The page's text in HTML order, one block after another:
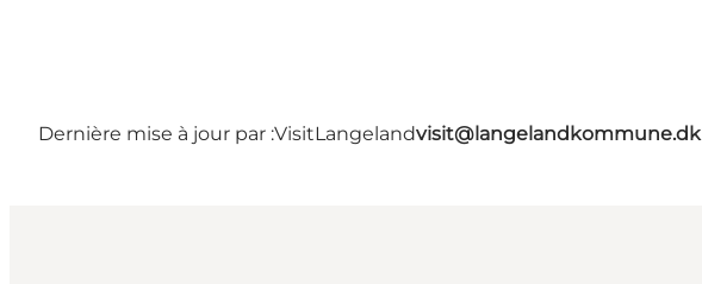
Dernière mise à jour par :VisitLangelandvisit@langelandkommune.dk